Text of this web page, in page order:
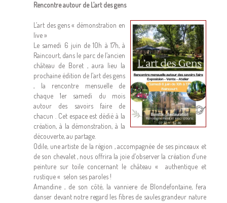
Rencontre autour de L’art des gens
L’art des gens « démonstration en
live »
Le samedi 6 juin de 10h à 17h, à
Raincourt, dans le parc de l’ancien
château de Boret , aura lieu la
prochaine édition de l’art des gens
, la rencontre mensuelle de
chaque 1er samedi du mois
autour des savoirs faire de
chacun . Cet espace est dédié à la
création, à la démonstration, à la
découverte, au partage.
Odile, une artiste de la région , accompagnée de ses pinceaux et
de son chevalet , nous offrira la joie d’observer la création d’une
peinture sur toile concernant le château « authentique et
rustique « selon ses paroles !
Amandine , de son côté, la vanniere de Blondefontaine, fera
danser devant notre regard les fibres de saules grandeur nature